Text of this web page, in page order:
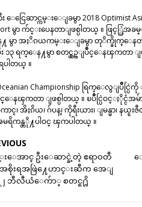
ေဆာင္ကမ္းေျခမွာ 2018 Optimist
မွာ က်င္းပေနတာျဖစ္ပါတယ္ ။ ဖြ
မွာ အႏိၵယကမ္းေျခမွာ တုိက္ခိုက္ေနတဲ႔
၃ ရက္ေန႔မွာ စတင္ယွဥ္ျပိဳင္ေနၾကတာ
ါတယ္ ။
Oceanian Championship ရြက္ေလွျပိဳ
ေနၾကတာ ျဖစ္ပါတယ္ ။ ၿပိဳင္ပြဲဝင္ႏိုင္ငံ
၊ အိႏၵိယ၊ ဂ်ပန္၊ ကိုရီးယား၊ ျမန္မာ၊
ေမရိကန္တ္ို႔ပါဝင္ ၾကပါတယ္ ။
ေအာင္ ဦးေဆာင္ခဲ့တဲ့ ဧရာဝတီ
စိုးရအဖြဲ႔ေဟာင္းဆီက အေျ
.၂ ဘီလီယံေက်ာ္ စတင္ရ႐ွိ
ေ